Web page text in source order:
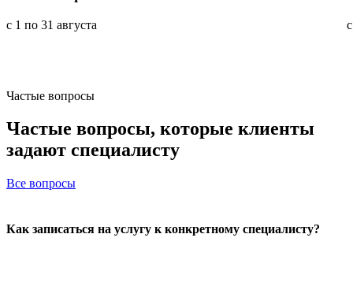
с 1 по 31 августа
Частые вопросы
Частые вопросы, которые клиенты
задают специалисту
Все вопросы
Как записаться на услугу к конкретному специалисту?